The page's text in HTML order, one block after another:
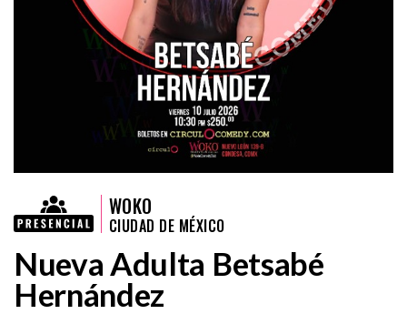
WOKO
CIUDAD DE MÉXICO
Nueva Adulta Betsabé
Hernández